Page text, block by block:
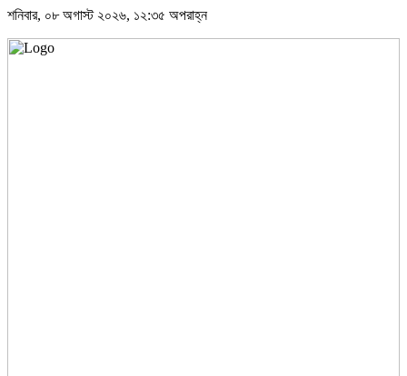
শনিবার, ০৮ অগাস্ট ২০২৬, ১২:৩৫ অপরাহ্ন